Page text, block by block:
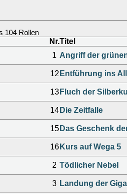
104 Rollen
Nr.Titel
1 Angriff der
12 Entführung ins All
13 Fluch der
14 Die Zeitfalle
15 Das Geschenk
16 Kurs auf Wega 5
2 Tödlicher Nebel
3 Landung der